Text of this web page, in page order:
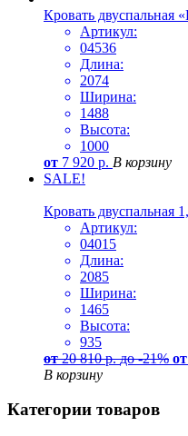
Кровать двуспальная
Артикул:
04536
Длина:
2074
Ширина:
1488
Высота:
1000
от 7 920 р. В корзину
SALE!
Кровать двуспальная
Артикул:
04015
Длина:
2085
Ширина:
1465
Высота:
935
от 20 810р. до -21% от
В корзину
Категории товаров